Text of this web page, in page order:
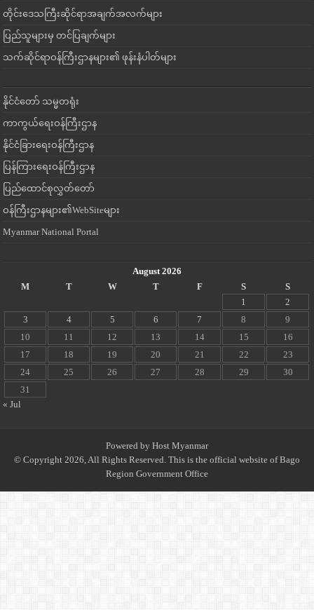
တိုင်းဒေသကြီးဆိုင်ရာအချက်အလက်များ
ပြည်သူများမှ တင်ပြချက်များ
သက်ဆိုင်ရာဝန်ကြီးဌာနများ၏ ဖုန်းနံပါတ်များ
နိုင်ငံတော် သမ္မတရုံး
ကာကွယ်ရေးဝန်ကြီးဌာန
နိုင်ငံခြားရေးဝန်ကြီးဌာန
ပြန်ကြားရေးဝန်ကြီးဌာန
ပြည်ထောင်စုလွှတ်တော်
ဝန်ကြီးဌာနများ၏WebSiteများ
Myanmar National Portal
August 2026
M
T W T F S
S
1
2
3
4 5 6 7 8
9
10
11 12 13 14 15
16
17
18 19 20 21 22
23
24
25 26 27 28 29
30
31
« Jul
Powered by Host Myanmar
© Copyright 2026, All Rights Reserved. This is the official website of Bago
Region Government Office